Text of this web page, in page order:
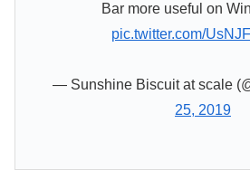
Bar more useful on
pic.twitter.com/
— Sunshine Biscuit at scale
25, 2019